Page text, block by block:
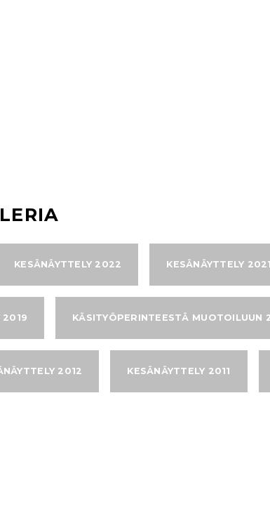
KESÄNÄYTTELY 2022 KESÄNÄYTTELY 2021
2019 KÄSITYÖPERINTEESTÄ MUOTOILUUN
2012 KESÄNÄYTTELY 2011